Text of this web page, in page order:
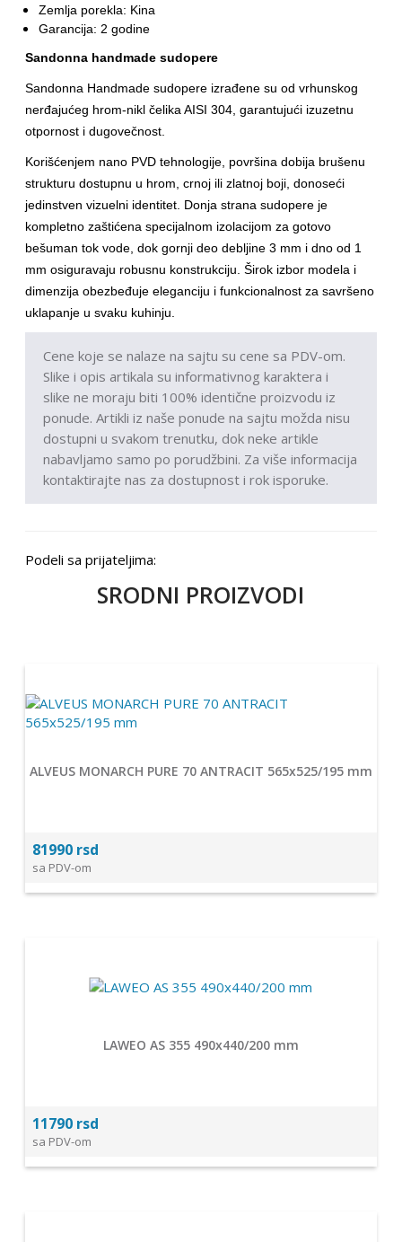
Zemlja porekla: Kina
Garancija: 2 godine
Sandonna handmade sudopere
Sandonna Handmade sudopere izrađene su od vrhunskog
nerđajućeg hrom-nikl čelika AISI 304, garantujući izuzetnu
otpornost i dugovečnost.
Korišćenjem nano PVD tehnologije, površina dobija brušenu
strukturu dostupnu u hrom, crnoj ili zlatnoj boji, donoseći
jedinstven vizuelni identitet. Donja strana sudopere je
kompletno zaštićena specijalnom izolacijom za gotovo
bešuman tok vode, dok gornji deo debljine 3 mm i dno od 1
mm osiguravaju robusnu konstrukciju. Širok izbor modela i
dimenzija obezbeđuje eleganciju i funkcionalnost za savršeno
uklapanje u svaku kuhinju.
Cene koje se nalaze na sajtu su cene sa PDV-om.
Slike i opis artikala su informativnog karaktera i
slike ne moraju biti 100% identične proizvodu iz
ponude. Artikli iz naše ponude na sajtu možda nisu
dostupni u svakom trenutku, dok neke artikle
nabavljamo samo po porudžbini. Za više informacija
kontaktirajte nas za dostupnost i rok isporuke.
Podeli sa prijateljima:
SRODNI PROIZVODI
ALVEUS MONARCH PURE 70 ANTRACIT 565x525/195 mm
81990 rsd
sa PDV-om
LAWEO AS 355 490x440/200 mm
11790 rsd
sa PDV-om